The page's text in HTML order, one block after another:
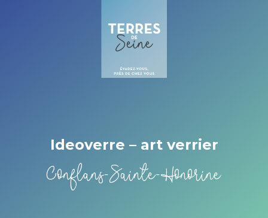
Ideoverre – art verrier
Conflans-Sainte-Honorine